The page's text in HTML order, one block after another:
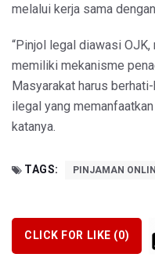
melalui kerja sama
“Pinjol legal diawasi
memiliki mekanisme
Masyarakat harus
ilegal yang
katanya.
TAGS: PINJAMAN
CLICK FOR LIKE (0)